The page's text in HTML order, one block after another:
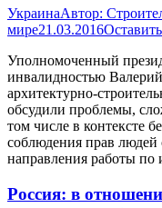
УкраинаАвтор:
мире21.03.2016
Уполномоченный
инвалидностью
архитектурно-
обсудили проблемы,
том числе в контексте
соблюдения прав людей
направления работы
Россия: в